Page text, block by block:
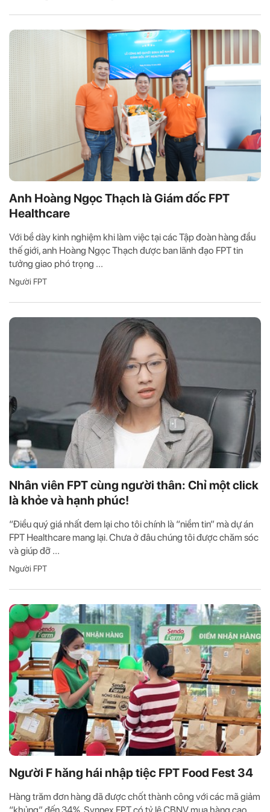
Anh Hoàng Ngọc Thạch là Giám đốc FPT
Healthcare
Với bề dày kinh nghiệm khi làm việc tại các Tập đoàn hàng đầu
thế giới, anh Hoàng Ngọc Thạch được ban lãnh đạo FPT tin
tưởng giao phó trọng ...
Người FPT
Nhân viên FPT cùng người thân: Chỉ một click
là khỏe và hạnh phúc!
“Điều quý giá nhất đem lại cho tôi chính là “niềm tin” mà dự án
FPT Healthcare mang lại. Chưa ở đâu chúng tôi được chăm sóc
và giúp đỡ ...
Người FPT
Người F hăng hái nhập tiệc FPT Food Fest 34
Hàng trăm đơn hàng đã được chốt thành công với các mã giảm